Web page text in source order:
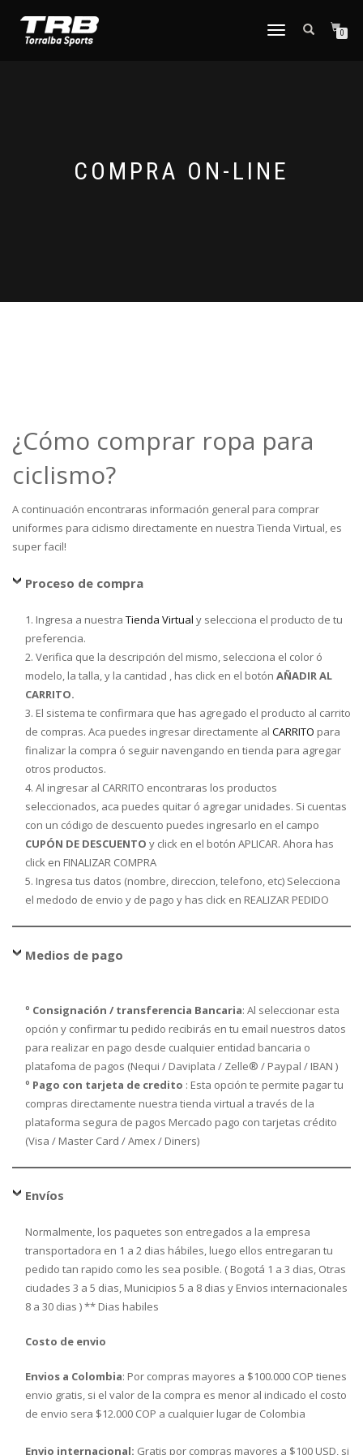
TOGGLE
0
COMPRA ON-LINE
¿Cómo comprar ropa para
ciclismo?
A continuación encontraras información general para comprar
uniformes para ciclismo directamente en nuestra Tienda Virtual, es
super facil!
Proceso de compra
1. Ingresa a nuestra Tienda Virtual y selecciona el producto de tu
preferencia.
2. Verifica que la descripción del mismo, selecciona el color ó
modelo, la talla, y la cantidad , has click en el botón AÑADIR AL
CARRITO.
3. El sistema te confirmara que has agregado el producto al carrito
de compras. Aca puedes ingresar directamente al CARRITO para
finalizar la compra ó seguir navengando en tienda para agregar
otros productos.
4. Al ingresar al CARRITO encontraras los productos
seleccionados, aca puedes quitar ó agregar unidades. Si cuentas
con un código de descuento puedes ingresarlo en el campo
CUPÓN DE DESCUENTO y click en el botón APLICAR. Ahora has
click en FINALIZAR COMPRA
5. Ingresa tus datos (nombre, direccion, telefono, etc) Selecciona
el medodo de envio y de pago y has click en REALIZAR PEDIDO
Medios de pago
º Consignación / transferencia Bancaria: Al seleccionar esta
opción y confirmar tu pedido recibirás en tu email nuestros datos
para realizar en pago desde cualquier entidad bancaria o
platafoma de pagos (Nequi / Daviplata / Zelle® / Paypal / IBAN )
º Pago con tarjeta de credito : Esta opción te permite pagar tu
compras directamente nuestra tienda virtual a través de la
plataforma segura de pagos Mercado pago con tarjetas crédito
(Visa / Master Card / Amex / Diners)
Envíos
Normalmente, los paquetes son entregados a la empresa
transportadora en 1 a 2 dias hábiles, luego ellos entregaran tu
pedido tan rapido como les sea posible. ( Bogotá 1 a 3 dias, Otras
ciudades 3 a 5 dias, Municipios 5 a 8 dias y Envios internacionales
8 a 30 dias ) ** Dias habiles
Costo de envio
Envios a Colombia: Por compras mayores a $100.000 COP tienes
envio gratis, si el valor de la compra es menor al indicado el costo
de envio sera $12.000 COP a cualquier lugar de Colombia
Envio internacional: Gratis por compras mayores a $100 USD, si